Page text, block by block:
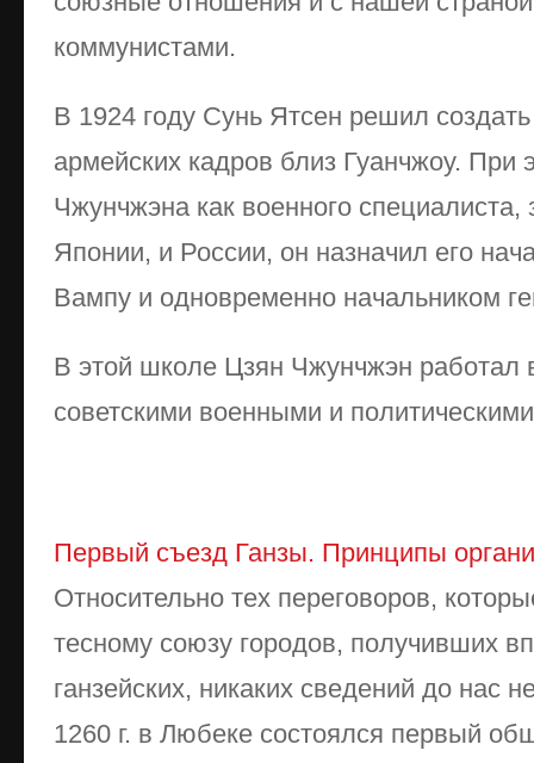
коммунистами.
В 1924 году Сунь Ятсен решил
армейских кадров близ Гуанчжоу. При
Чжунчжэна как военного
Японии, и России, он назначил его
Вампу и одновременно начальником
В этой школе Цзян Чжунчжэн работал
советскими военными и
Первый съезд Ганзы. Принципы
Относительно тех переговоров,
тесному союзу городов, получивших
ганзейских, никаких сведений до нас
1260 г. в Любеке состоялся первый